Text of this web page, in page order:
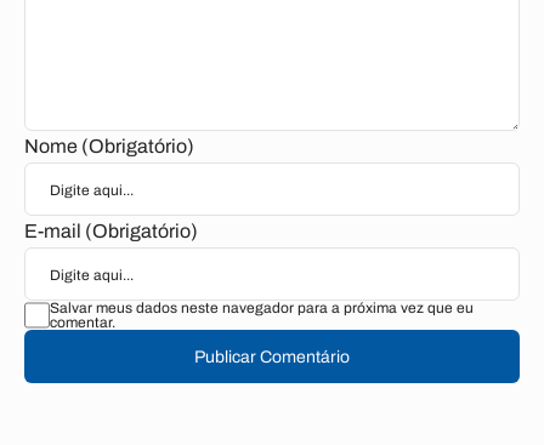
Nome (Obrigatório)
E-mail (Obrigatório)
Salvar meus dados neste navegador para a próxima vez que eu
comentar.
Publicar Comentário